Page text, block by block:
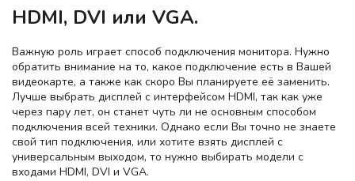
HDMI, DVI или VGA.
Важную роль играет способ подключения монитора. Нужно
обратить внимание на то, какое подключение есть в Вашей
видеокарте, а также как скоро Вы планируете её заменить.
Лучше выбрать дисплей с интерфейсом HDMI, так как уже
через пару лет, он станет чуть ли не основным способом
подключения всей техники. Однако если Вы точно не знаете
свой тип подключения, или хотите взять дисплей с
универсальным выходом, то нужно выбирать модели с
входами HDMI, DVI и VGA.